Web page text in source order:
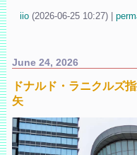
iio (2026-06-25 10:27) |
June 24, 2026
ドナルド・ラニクルズ
矢